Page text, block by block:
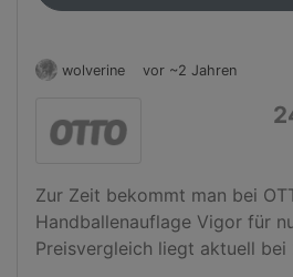
wolverine vor ~2 Jahren
Zur Zeit bekommt man bei
Handballenauflage Vigor für
Preisvergleich liegt aktuell bei